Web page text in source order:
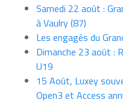
Samedi 22 août :
à Vaulry (87)
Les engagés du
Dimanche 23 août :
U19
15 Août, Luxey
Open3 et Access